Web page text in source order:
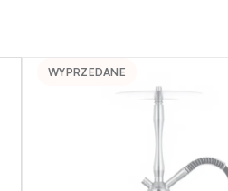
WYPRZEDANE